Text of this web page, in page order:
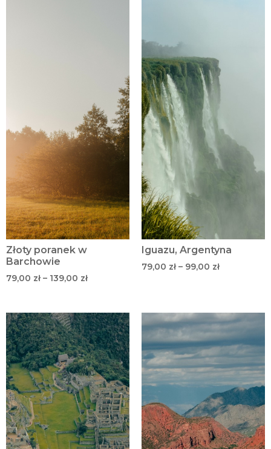
Złoty poranek w
Barchowie
79,00 zł– 139,00 zł
Iguazu, Argentyna
79,00 zł– 99,00 zł